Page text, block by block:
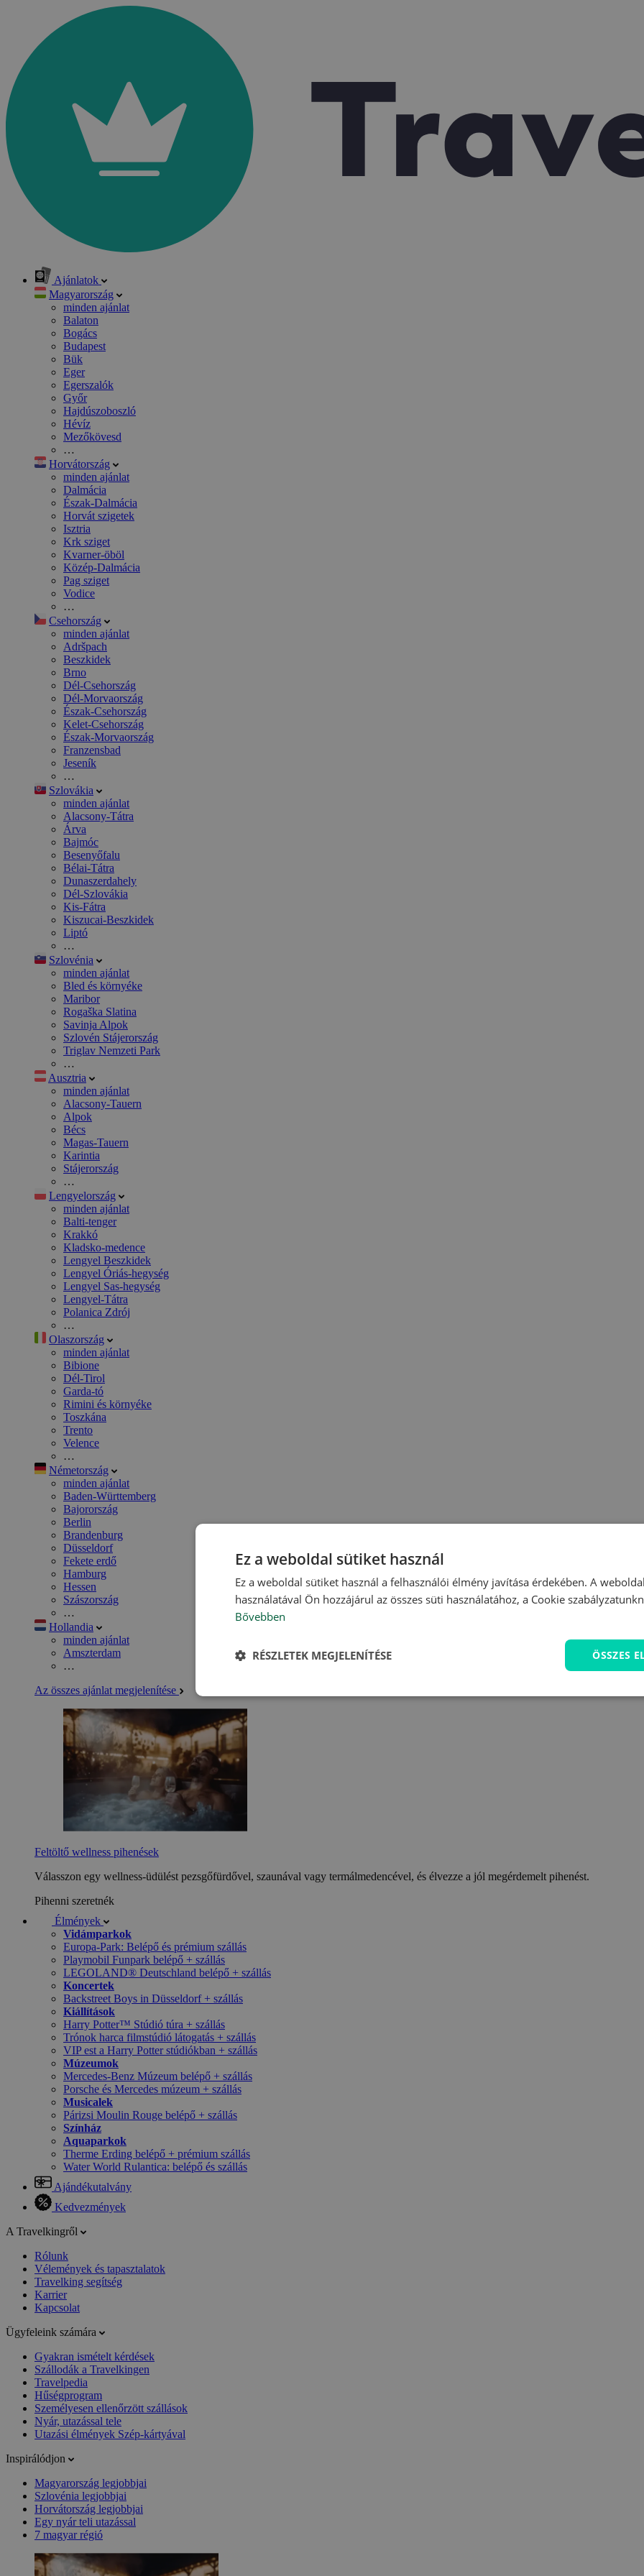
Ajánlatok
Magyarország
minden ajánlat
Balaton
Bogács
Budapest
Bük
Eger
Egerszalók
Győr
Hajdúszoboszló
Hévíz
Mezőkövesd
…
Horvátország
minden ajánlat
Dalmácia
Észak-Dalmácia
Horvát szigetek
Isztria
Krk sziget
Kvarner-öböl
Közép-Dalmácia
Pag sziget
Vodice
…
Csehország
minden ajánlat
Adršpach
Beszkidek
Brno
Dél-Csehország
Dél-Morvaország
Észak-Csehország
Kelet-Csehország
Észak-Morvaország
Franzensbad
Jeseník
…
Szlovákia
minden ajánlat
Alacsony-Tátra
Árva
Bajmóc
Besenyőfalu
Bélai-Tátra
Dunaszerdahely
Dél-Szlovákia
Kis-Fátra
Kiszucai-Beszkidek
Liptó
…
Szlovénia
minden ajánlat
Bled és környéke
Maribor
Rogaška Slatina
Savinja Alpok
Szlovén Stájerország
Triglav Nemzeti Park
…
Ausztria
minden ajánlat
Alacsony-Tauern
Alpok
Bécs
Magas-Tauern
Karintia
Stájerország
…
Lengyelország
minden ajánlat
Balti-tenger
Krakkó
Kladsko-medence
Lengyel Beszkidek
Lengyel Óriás-hegység
Lengyel Sas-hegység
Lengyel-Tátra
Polanica Zdrój
…
Olaszország
minden ajánlat
Bibione
Dél-Tirol
Garda-tó
Rimini és környéke
Toszkána
Trento
Velence
…
Németország
minden ajánlat
Baden-Württemberg
Bajorország
Berlin
Brandenburg
Düsseldorf
Fekete erdő
Hamburg
Hessen
Szászország
…
Hollandia
minden ajánlat
Amszterdam
…
Az összes ajánlat megjelenítése
Feltöltő wellness pihenések
Válasszon egy wellness-üdülést pezsgőfürdővel, szaunával vagy termálmedencével, és élvezze a jól megérdemelt pihenést.
Pihenni szeretnék
Élmények
Vidámparkok
Europa-Park: Belépő és prémium szállás
Playmobil Funpark belépő + szállás
LEGOLAND® Deutschland belépő + szállás
Koncertek
Backstreet Boys in Düsseldorf + szállás
Kiállítások
Harry Potter™ Stúdió túra + szállás
Trónok harca filmstúdió látogatás + szállás
VIP est a Harry Potter stúdiókban + szállás
Múzeumok
Mercedes-Benz Múzeum belépő + szállás
Porsche és Mercedes múzeum + szállás
Musicalek
Párizsi Moulin Rouge belépő + szállás
Színház
Aquaparkok
Therme Erding belépő + prémium szállás
Water World Rulantica: belépő és szállás
Ajándékutalvány
Kedvezmények
A Travelkingről
Rólunk
Vélemények és tapasztalatok
Travelking segítség
Karrier
Kapcsolat
Ügyfeleink számára
Gyakran ismételt kérdések
Szállodák a Travelkingen
Travelpedia
Hűségprogram
Személyesen ellenőrzött szállások
Nyár, utazással tele
Utazási élmények Szép-kártyával
Inspirálódjon
Magyarország legjobbjai
Szlovénia legjobbjai
Horvátország legjobbjai
Egy nyár teli utazással
7 magyar régió
Ez a weboldal sütiket használ
Ez a weboldal sütiket használ a felhasználói élmény javítása érdekében. A
használatával Ön hozzájárul az összes süti használatához, a Cookie
Bővebben
ÖSSZES
RÉSZLETEK MEGJELENÍTÉSE